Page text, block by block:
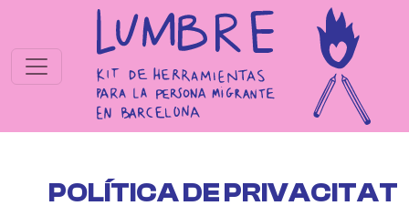
Skip to main content
POLÍTICA DE PRIVACITAT